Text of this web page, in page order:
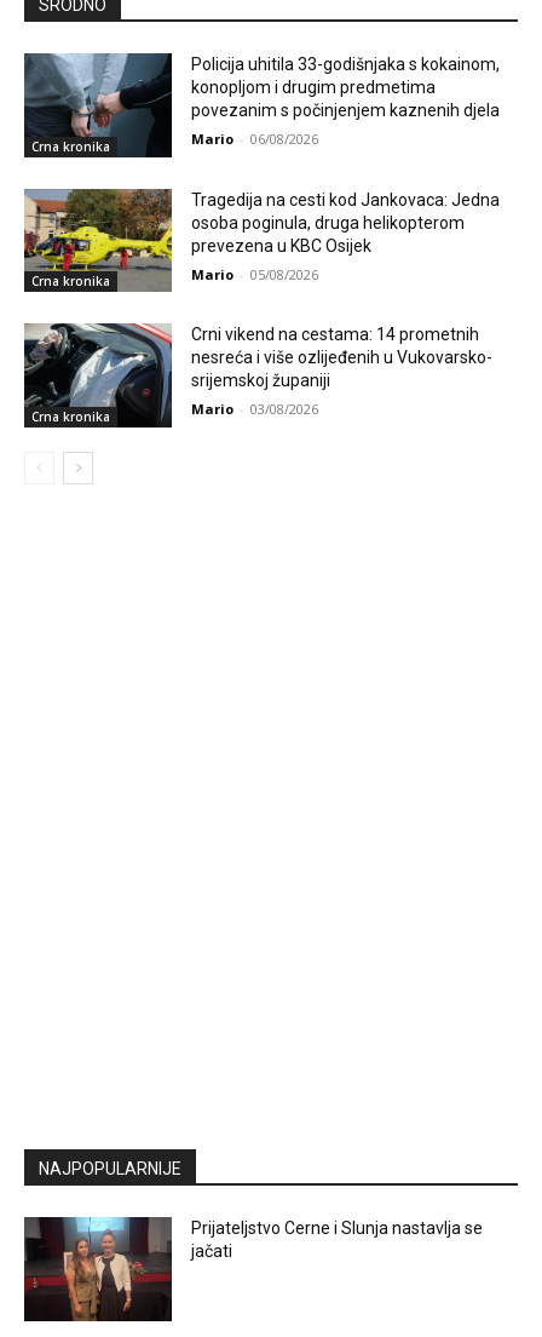
SRODNO
Crna kronika
Policija uhitila 33-godišnjaka s kokainom,
konopljom i drugim predmetima
povezanim s počinjenjem kaznenih djela
Mario - 06/08/2026
Crna kronika
Tragedija na cesti kod Jankovaca: Jedna
osoba poginula, druga helikopterom
prevezena u KBC Osijek
Mario - 05/08/2026
Crna kronika
Crni vikend na cestama: 14 prometnih
nesreća i više ozlijeđenih u Vukovarsko-
srijemskoj županiji
Mario - 03/08/2026
NAJPOPULARNIJE
Prijateljstvo Cerne i Slunja nastavlja se
jačati